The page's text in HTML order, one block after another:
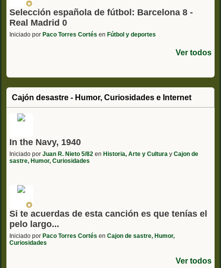
Selección española de fútbol: Barcelona 8 -
Real Madrid 0
Iniciado por Paco Torres Cortés en Fútbol y deportes
Ver todos
Cajón desastre - Humor, Curiosidades e Internet
In the Navy, 1940
Iniciado por Juan R. Nieto 5/82 en Historia, Arte y Cultura y Cajon de
sastre, Humor, Curiosidades
Si te acuerdas de esta canción es que tenías el
pelo largo...
Iniciado por Paco Torres Cortés en Cajon de sastre, Humor,
Curiosidades
Ver todos